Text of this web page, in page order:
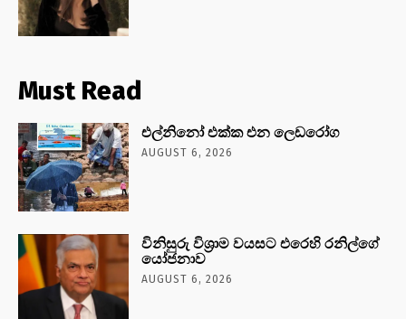
Must Read
එල්නිනෝ එක්ක එන ලෙඩරෝග
AUGUST 6, 2026
විනිසුරු විශ්‍රාම වයසට එරෙහි රනිල්ගේ
යෝජනාව
AUGUST 6, 2026